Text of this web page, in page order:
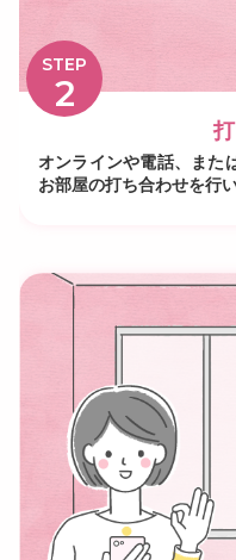
STEP
2
オンラインや電話、また
お部屋の打ち合わせを行い